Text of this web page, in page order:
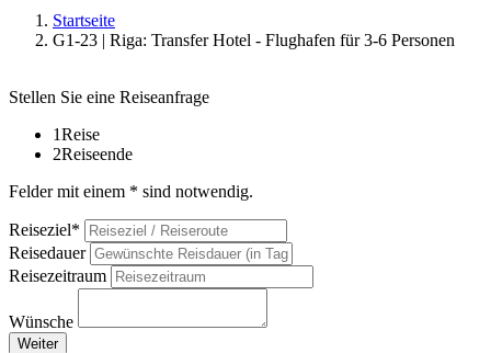
Startseite
G1-23 | Riga: Transfer Hotel - Flughafen für 3-6 Personen
Stellen Sie eine Reiseanfrage
1Reise
2Reiseende
Felder mit einem * sind notwendig.
Reiseziel*
Reisedauer
Reisezeitraum
Wünsche
Weiter